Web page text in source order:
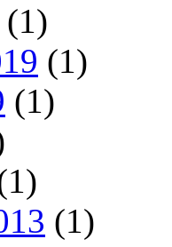
(1)
(1)
(1)
(1)